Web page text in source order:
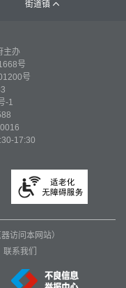
街道镇 
主办
号
号
-1
17:30
访问本网站）
联系我们